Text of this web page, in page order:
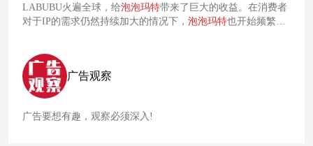
LABUBU火遍全球，给泡泡玛特带来了巨大的收益。在消费者
对于IP的需求仍然持续加大的情况下， 泡泡玛特也开始频繁为
剧节，与乌镇发起了一场限时联动。
广告观察
广告要想有趣，观察必须深入!